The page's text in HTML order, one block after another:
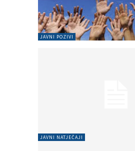
JAVNI POZIVI
JAVNI NATJEČAJI